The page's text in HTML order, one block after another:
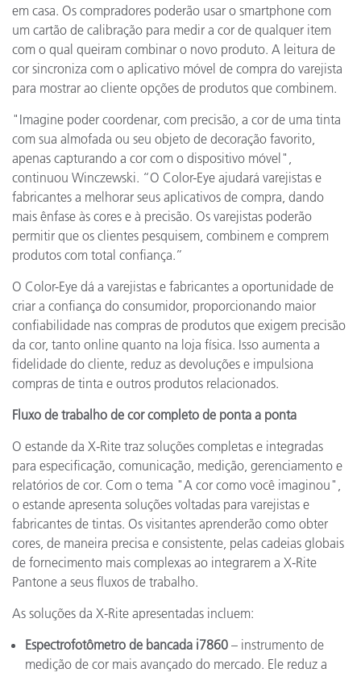
em casa. Os compradores poderão usar o smartphone com
um cartão de calibração para medir a cor de qualquer item
com o qual queiram combinar o novo produto. A leitura de
cor sincroniza com o aplicativo móvel de compra do varejista
para mostrar ao cliente opções de produtos que combinem.
"Imagine poder coordenar, com precisão, a cor de uma tinta
com sua almofada ou seu objeto de decoração favorito,
apenas capturando a cor com o dispositivo móvel",
continuou Winczewski. “O Color-Eye ajudará varejistas e
fabricantes a melhorar seus aplicativos de compra, dando
mais ênfase às cores e à precisão. Os varejistas poderão
permitir que os clientes pesquisem, combinem e comprem
produtos com total confiança.”
O Color-Eye dá a varejistas e fabricantes a oportunidade de
criar a confiança do consumidor, proporcionando maior
confiabilidade nas compras de produtos que exigem precisão
da cor, tanto online quanto na loja física. Isso aumenta a
fidelidade do cliente, reduz as devoluções e impulsiona
compras de tinta e outros produtos relacionados.
Fluxo de trabalho de cor completo de ponta a ponta
O estande da X-Rite traz soluções completas e integradas
para especificação, comunicação, medição, gerenciamento e
relatórios de cor. Com o tema "A cor como você imaginou",
o estande apresenta soluções voltadas para varejistas e
fabricantes de tintas. Os visitantes aprenderão como obter
cores, de maneira precisa e consistente, pelas cadeias globais
de fornecimento mais complexas ao integrarem a X-Rite
Pantone a seus fluxos de trabalho.
As soluções da X-Rite apresentadas incluem:
Espectrofotômetro de bancada i7860 – instrumento de
medição de cor mais avançado do mercado. Ele reduz a